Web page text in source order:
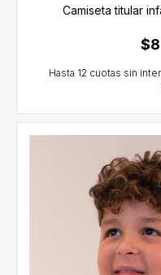
Camiseta titular